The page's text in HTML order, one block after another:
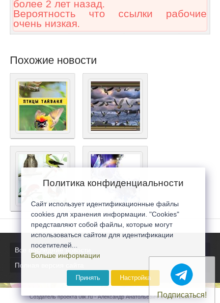
более 2 лет назад.
Вероятность что ссылки рабочие
очень низкая.
Похожие новости
Все последние новости
Полная версия сайта
Создатель проекта 0lik.ru - Александр Анатольевич © 2007-2026
Подписаться!
Политика конфиденциальности
Сайт использует идентификационные файлы
cookies для хранения информации. "Cookies"
представляют собой файлы, которые могут
использоваться сайтом для идентификации
посетителей...
Больше информации
Принять Настройка